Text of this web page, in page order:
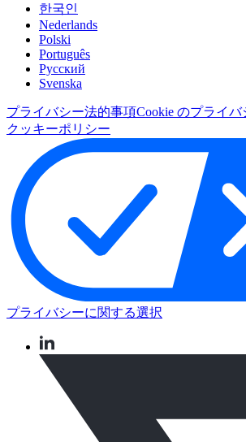
한국인
Nederlands
Polski
Português
Pусский
Svenska
プライバシー法的事項Cookie のプライ
クッキーポリシー
プライバシーに関する選択